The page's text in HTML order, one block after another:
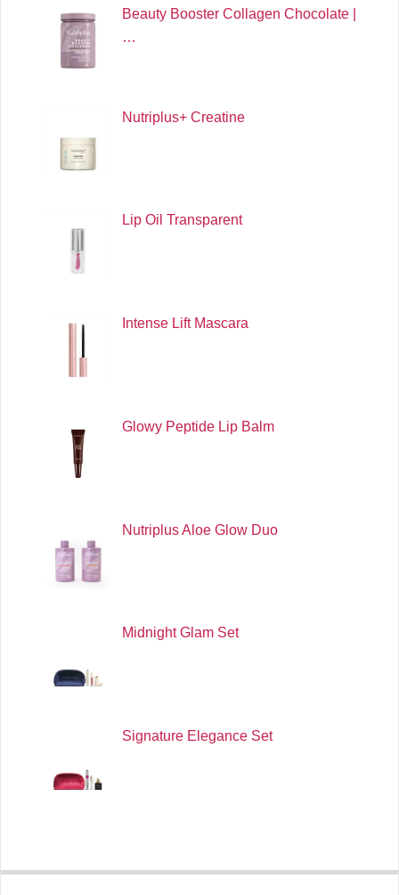
Beauty Booster Collagen Chocolate |
…
Nutriplus+ Creatine
Lip Oil Transparent
Intense Lift Mascara
Glowy Peptide Lip Balm
Nutriplus Aloe Glow Duo
Midnight Glam Set
Signature Elegance Set